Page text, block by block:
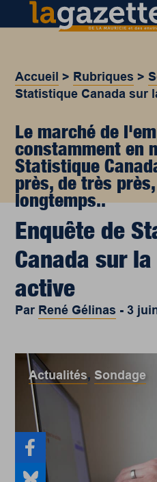
Accueil > Rubriques >
Statistique Canada sur
Le marché de
constamment en
Statistique
près, de très
longtemps..
Enquête de
Canada sur
active
Par René Gélinas -3
Actualités,Sondage